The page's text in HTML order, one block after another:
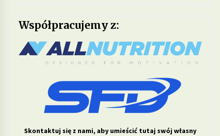
Współpracujemy z:
Skontaktuj się z nami, aby umieścić tutaj swój własny